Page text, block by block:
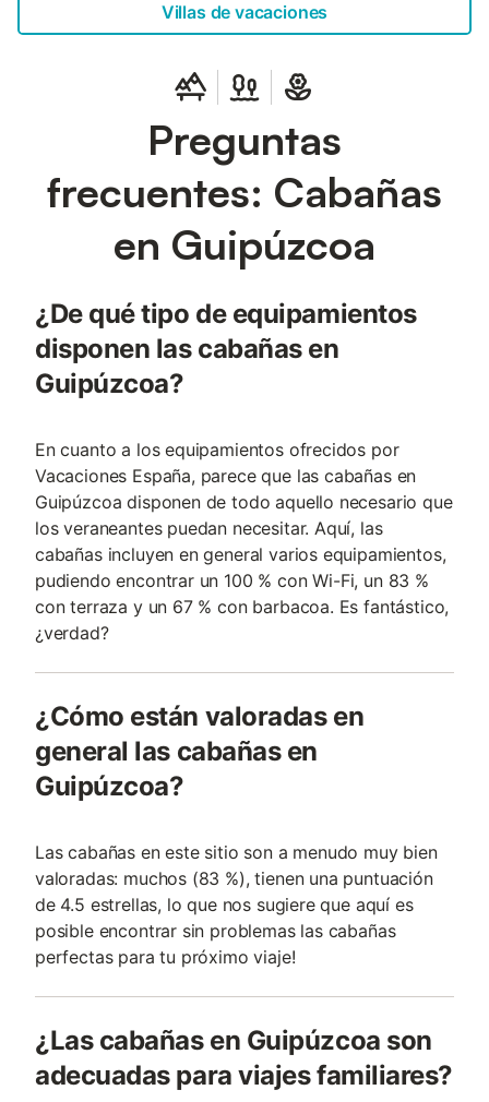
Villas de vacaciones
Preguntas
frecuentes: Cabañas
en Guipúzcoa
¿De qué tipo de equipamientos
disponen las cabañas en
Guipúzcoa?
En cuanto a los equipamientos ofrecidos por
Vacaciones España, parece que las cabañas en
Guipúzcoa disponen de todo aquello necesario que
los veraneantes puedan necesitar. Aquí, las
cabañas incluyen en general varios equipamientos,
pudiendo encontrar un 100 % con Wi-Fi, un 83 %
con terraza y un 67 % con barbacoa. Es fantástico,
¿verdad?
¿Cómo están valoradas en
general las cabañas en
Guipúzcoa?
Las cabañas en este sitio son a menudo muy bien
valoradas: muchos (83 %), tienen una puntuación
de 4.5 estrellas, lo que nos sugiere que aquí es
posible encontrar sin problemas las cabañas
perfectas para tu próximo viaje!
¿Las cabañas en Guipúzcoa son
adecuadas para viajes familiares?